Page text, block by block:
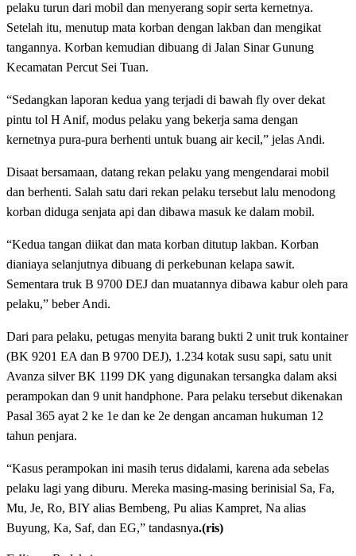
pelaku turun dari mobil dan menyerang sopir serta kernetnya.
Setelah itu, menutup mata korban dengan lakban dan mengikat
tangannya. Korban kemudian dibuang di Jalan Sinar Gunung
Kecamatan Percut Sei Tuan.
“Sedangkan laporan kedua yang terjadi di bawah fly over dekat
pintu tol H Anif, modus pelaku yang bekerja sama dengan
kernetnya pura-pura berhenti untuk buang air kecil,” jelas Andi.
Disaat bersamaan, datang rekan pelaku yang mengendarai mobil
dan berhenti. Salah satu dari rekan pelaku tersebut lalu menodong
korban diduga senjata api dan dibawa masuk ke dalam mobil.
“Kedua tangan diikat dan mata korban ditutup lakban. Korban
dianiaya selanjutnya dibuang di perkebunan kelapa sawit.
Sementara truk B 9700 DEJ dan muatannya dibawa kabur oleh para
pelaku,” beber Andi.
Dari para pelaku, petugas menyita barang bukti 2 unit truk kontainer
(BK 9201 EA dan B 9700 DEJ), 1.234 kotak susu sapi, satu unit
Avanza silver BK 1199 DK yang digunakan tersangka dalam aksi
perampokan dan 9 unit handphone. Para pelaku tersebut dikenakan
Pasal 365 ayat 2 ke 1e dan ke 2e dengan ancaman hukuman 12
tahun penjara.
“Kasus perampokan ini masih terus didalami, karena ada sebelas
pelaku lagi yang diburu. Mereka masing-masing berinisial Sa, Fa,
Mu, Je, Ro, BIY alias Bembeng, Pu alias Kampret, Na alias
Buyung, Ka, Saf, dan EG,” tandasnya.(ris)